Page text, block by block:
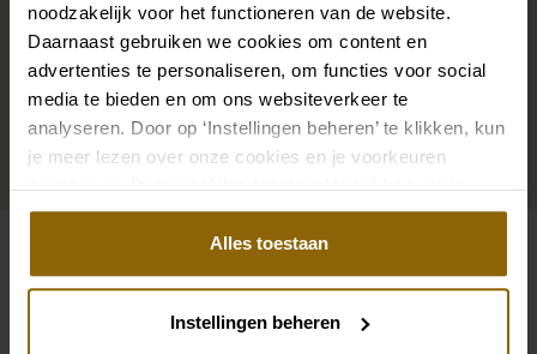
noodzakelijk voor het functioneren van de website.
Daarnaast gebruiken we cookies om content en
advertenties te personaliseren, om functies voor social
media te bieden en om ons websiteverkeer te
analyseren. Door op ‘Instellingen beheren’ te klikken, kun
je meer lezen over onze cookies en je voorkeuren
aanpassen. Door op ‘Alles toestaan’ te klikken, ga je
akkoord met het gebruik van alle cookies.
Alles toestaan
Instellingen beheren
n'est complet que s'il est assorti à des accessoires.
Grâce à notre vaste boutique d'accessoires pour les
mariés, vous trouverez l'accessoire parfait pour votre
robe ou votre costume de mariage.
Voir aussi
Pinterest